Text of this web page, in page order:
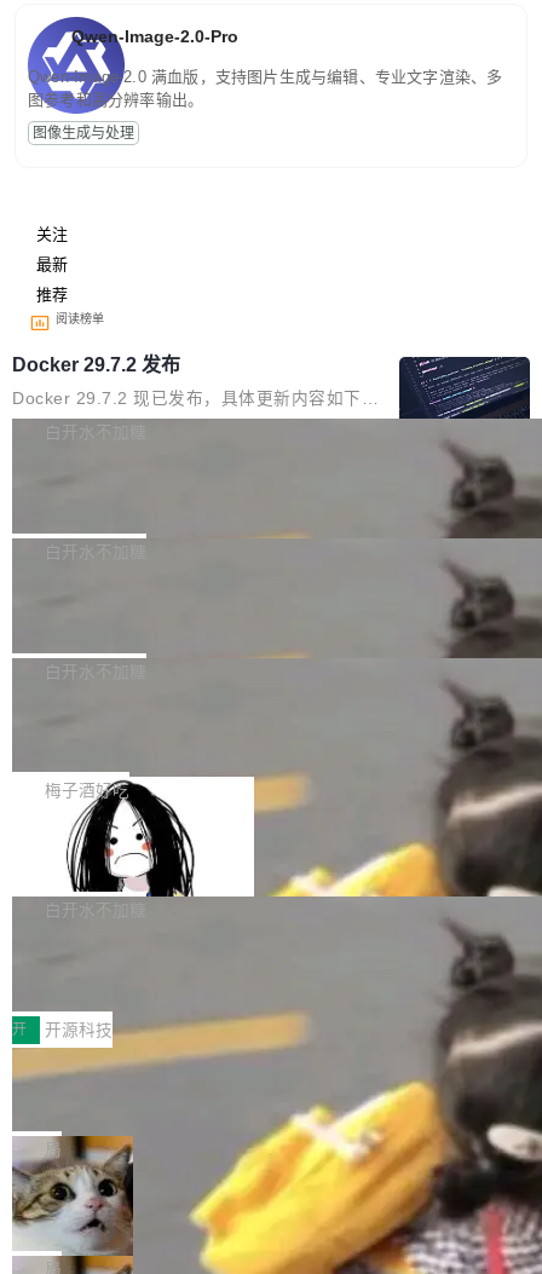
Qwen-Image-2.0-Pro
Qwen-Image-2.0 满血版，支持图片生成与编辑、专业文字渲染、多
图参考和高分辨率输出。
图像生成与处理
关注
最新
推荐
阅读榜单
Docker 29.7.2 发布
Docker 29.7.2 现已发布，具体更新内容如下：
Bug fixes and enhancements 修复多次传递同
一个回归问题，该问题导致拉取镜像时会拒绝包
题，该问题可能导致在旧版 Linux 内核...
白开水不加糖
e 孵化器项目管理委员会（IPMC）投票中获得
P）！这一里程碑不仅标志着 Fluss 迈入新的发
白开水不加糖
长期停止内容更新，未能实现其作为“AI版维基百
提交的编辑请求也长期处于待处理状态。 Groki
pedia 于去年底上线，定位为由人工智能生成内
容的百科平台，被马斯克视为传统众包百科网站
维基百科的替代方案。Lawfare 调查发现，无论
热门页面还是低关注度页面，均未出现近期更
白开水不加糖
是这样的：配 MessageSource 的 Bean、写 R
eloadableResourceBundleMessageSource、
声明 LocaleResolver、注册 LocaleChangeInt
erceptor…五六步之后才能看到第一行翻译文
本。 Solon 换了个方式。整个 i18n 模块围绕三
梅子酒好吃
Apache Doris 4.1 全面增强 Iceberg：
支持 UPDATE、MERGE INTO 与 Iceb
erg V3
Apache Doris 4.1 要补齐的，正是缺失的那一
半。在已有查询能力的基础上，Doris 进一步支
常维护操作，并完整支持 Iceberg V3 格式。
白开水不加糖
村国家自主创新示范区会议中心开幕。本届大会
由中关村智联软件服务业质量创新联盟主办，以
“智构可信·质创未来——AI原生时代的质量新范
式”为主题，直面AI从实验室走向规模化产业落地
的核心质量命题。会上，《2026智能研发生产力
工具选型手册》发布，Testin云测的Testin XAge
nt智能测试系统入选AI测试领域代表产品。对CI
O而言，这提示了一个转变：AI测试正在从效率
工具升级为企业的质量基础设施。 CIO面对的新
开 开源科技
让非法状态不可表示：一篇关于 ADT
有一种东西，一旦用过就回不去了。Alex Fedos
eev 管它叫"软件设计的基石"。 他说的东西不新
鲜——代数数据类型（ADT），尤其是和类型
（sum type）。但他说清楚了一件事：这不是类
型系统的学术体操，是日常编码的思维方式。 文
章从一个简单的例子切入。一个网站的深色主题
局
Cloudflare 开源内部企业 AI 平台 Clou
dflare OS
Cloudflare 发布了一个开源项目 Cloudflare O
S。如果你只看官方博客，你会觉得这是又一
局